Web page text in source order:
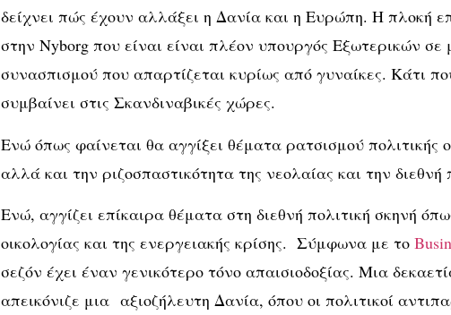
δείχνει πώς έχουν αλλάξει η Δανία και η Ευρώπη. Η πλοκή
στην Nyborg που είναι είναι πλέον υπουργός Εξωτερικών σε
συνασπισμού που απαρτίζεται κυρίως από γυναίκες. Κάτι
συμβαίνει στις Σκανδιναβικές χώρες.
Ενώ όπως φαίνεται θα αγγίξει θέματα ρατσισμού πολιτικής
αλλά και την ριζοσπαστικότητα της νεολαίας και την διεθνή
Ενώ, αγγίζει επίκαιρα θέματα στη διεθνή πολιτική σκηνή
οικολογίας και της ενεργειακής κρίσης. Σύμφωνα με το
σεζόν έχει έναν γενικότερο τόνο απαισιοδοξίας. Μια
απεικόνιζε μια αξιοζήλευτη Δανία, όπου οι πολιτικοί